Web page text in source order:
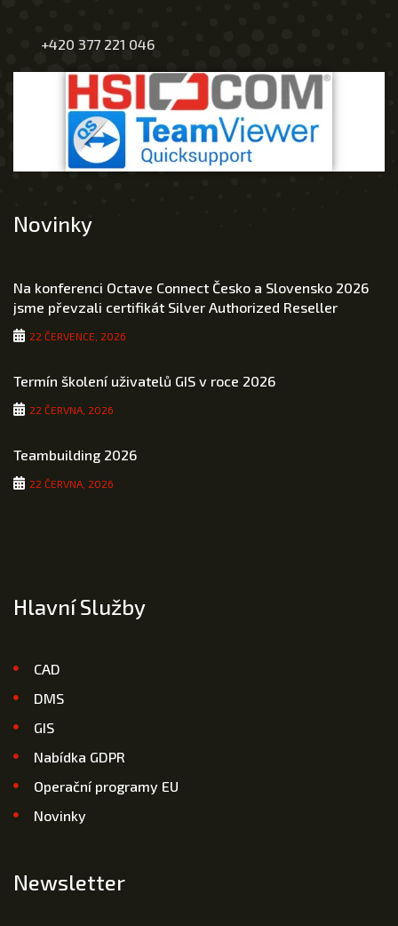
+420 377 221 046
Novinky
Na konferenci Octave Connect Česko a Slovensko 2026
jsme převzali certifikát Silver Authorized Reseller
22 ČERVENCE, 2026
Termín školení uživatelů GIS v roce 2026
22 ČERVNA, 2026
Teambuilding 2026
22 ČERVNA, 2026
Hlavní Služby
CAD
DMS
GIS
Nabídka GDPR
Operační programy EU
Novinky
Newsletter